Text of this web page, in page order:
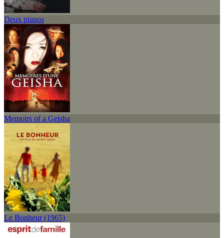
Deux pianos
Memoirs of a Geisha
Le Bonheur (1965)